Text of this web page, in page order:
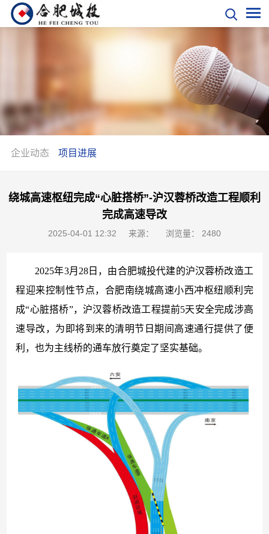
企业动态 项目进展
绕城高速枢纽完成“心脏搭桥”-沪汉蓉桥改造工程顺利
完成高速导改
2025-04-01 12:32 来源： 浏览量： 2480
2025年3月28日，由合肥城投代建的沪汉蓉桥改造工
程迎来控制性节点，合肥南绕城高速小西冲枢纽顺利完
成“心脏搭桥”，沪汉蓉桥改造工程提前5天安全完成涉高
速导改，为即将到来的清明节日期间高速通行提供了便
利，也为主线桥的通车放行奠定了坚实基础。